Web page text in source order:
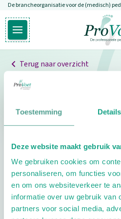
Toestemming Details
Deze website maakt gebruik
We gebruiken cookies om
personaliseren, om functies
en om ons websiteverkeer te
informatie over uw gebruik van
partners voor social media,
Overslaan en naar de inhoud gaan
De brancheorganisatie voor de (medisch)
Open hoofdmenu
Ga naar
Terug naar overzicht
Professionals
Pedicure niet
pedicure.